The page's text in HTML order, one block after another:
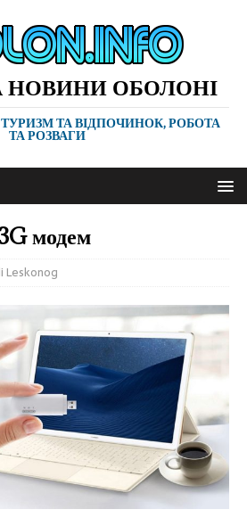
НОВИНИ ОБОЛОНІ
ТУРИЗМ ТА ВІДПОЧИНОК, РОБОТА
ТА РОЗВАГИ
модем
Leskonog